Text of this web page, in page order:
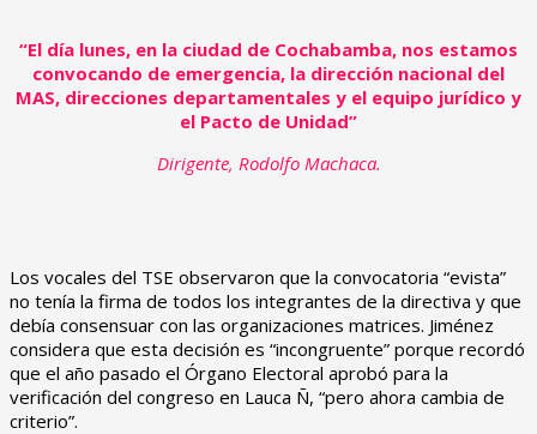
“El día lunes, en la ciudad de Cochabamba, nos estamos
convocando de emergencia, la dirección nacional del
MAS, direcciones departamentales y el equipo jurídico y
el Pacto de Unidad”
Dirigente, Rodolfo Machaca.
Los vocales del TSE observaron que la convocatoria “evista”
no tenía la firma de todos los integrantes de la directiva y que
debía consensuar con las organizaciones matrices. Jiménez
considera que esta decisión es “incongruente” porque recordó
que el año pasado el Órgano Electoral aprobó para la
verificación del congreso en Lauca Ñ, “pero ahora cambia de
criterio”.